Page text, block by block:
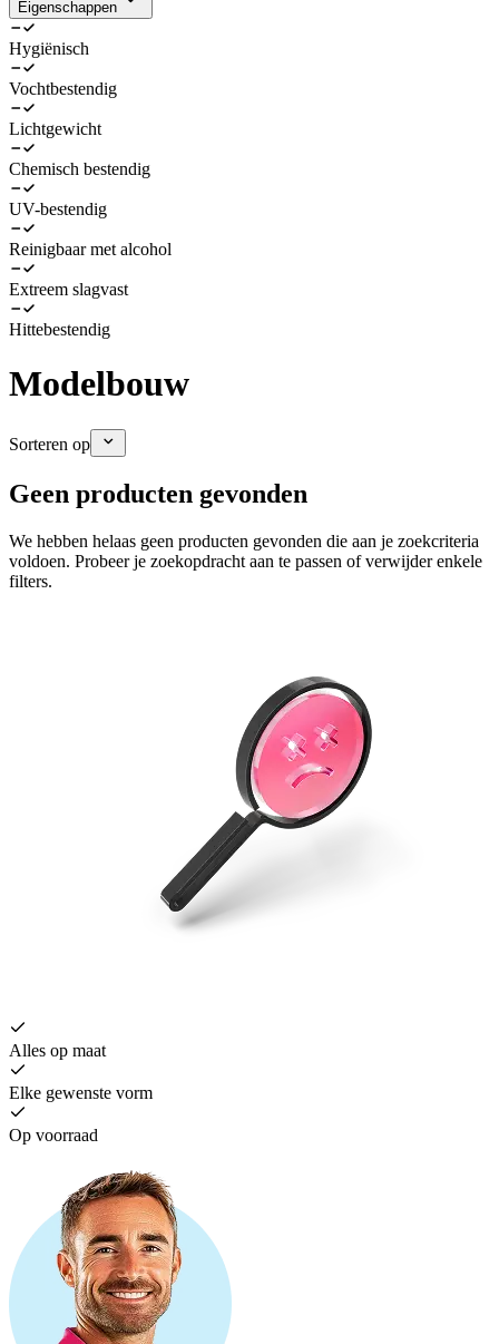
Eigenschappen
Hygiënisch
Vochtbestendig
Lichtgewicht
Chemisch bestendig
UV-bestendig
Reinigbaar met alcohol
Extreem slagvast
Hittebestendig
Modelbouw
Sorteren op
Geen producten gevonden
We hebben helaas geen producten gevonden die aan je zoekcriteria
voldoen. Probeer je zoekopdracht aan te passen of verwijder enkele
filters.
Alles op maat
Elke gewenste vorm
Op voorraad